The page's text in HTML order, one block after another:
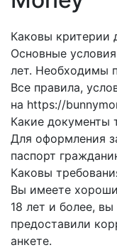
Каковы критерии
Основные
лет. Необходимы
Все правила,
на https://
Какие документы
Для оформления
паспорт
Каковы
Вы имеете
18 лет и более,
предоставили
анкете.